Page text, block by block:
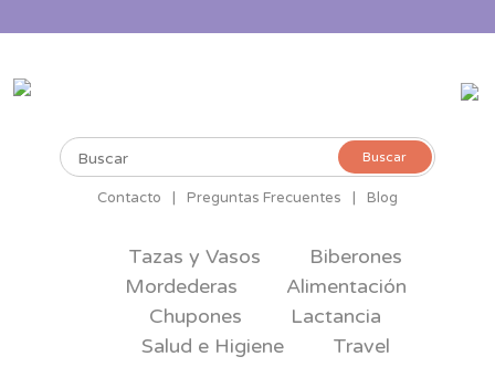
Buscar
Buscar
Contacto Preguntas Frecuentes Blog
Tazas y Vasos
Biberones
Mordederas
Alimentación
Chupones
Lactancia
Salud e Higiene
Travel